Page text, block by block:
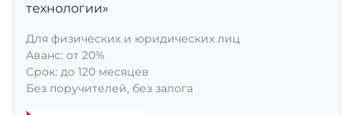
технологии»
Для физических и юридических лиц
Aванс: от 20%
Срок: до 120 месяцев
Без поручителей, без залога